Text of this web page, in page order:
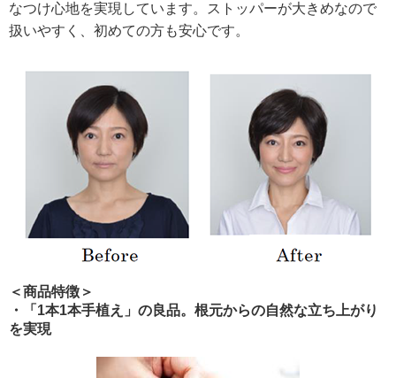
なつけ心地を実現しています。ストッパーが大きめなので
扱いやすく、初めての方も安心です。
＜商品特徴＞
・「1本1本手植え」の良品。根元からの自然な立ち上がり
を実現